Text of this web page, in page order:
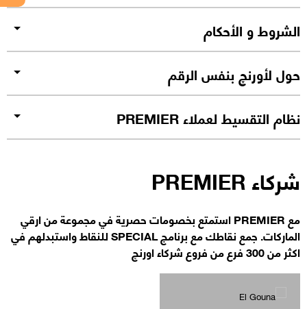
الشروط و الأحكام
حول لأورنچ بنفس الرقم
نظام التقسيط لعملاء PREMIER
شركاء PREMIER
مع PREMIER استمتع بخصومات حصرية في مجموعة من ارقي
الماركات. جمع نقاطك مع برنامج SPECIAL للنقاط واستبدلهم في
اكثر من 300 فرع من فروع شركاء اورنچ